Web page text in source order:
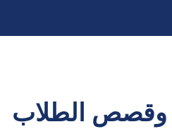
وقصص الطلاب